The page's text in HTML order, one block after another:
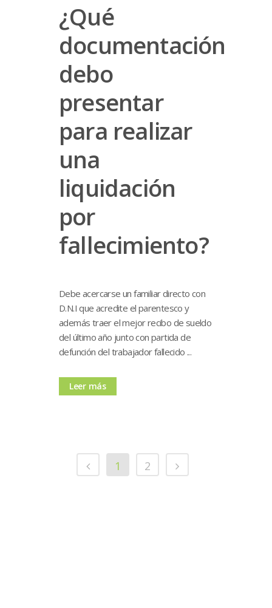
¿Qué
documentación
debo
presentar
para realizar
una
liquidación
por
fallecimiento?
Debe acercarse un familiar directo con
D.N.I que acredite el parentesco y
además traer el mejor recibo de sueldo
del último año junto con partida de
defunción del trabajador fallecido ...
Leer más
1 2